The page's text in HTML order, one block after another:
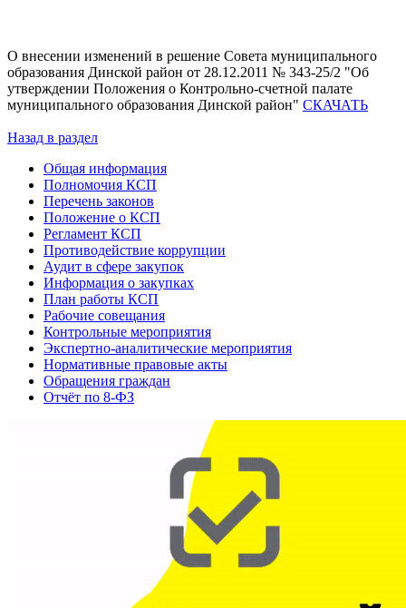
О внесении изменений в решение Совета муниципального
образования Динской район от 28.12.2011 № 343-25/2 "Об
утверждении Положения о Контрольно-счетной палате
муниципального образования Динской район" СКАЧАТЬ
Назад в раздел
Общая информация
Полномочия КСП
Перечень законов
Положение о КСП
Регламент КСП
Противодействие коррупции
Аудит в сфере закупок
Информация о закупках
План работы КСП
Рабочие совещания
Контрольные мероприятия
Экспертно-аналитические мероприятия
Нормативные правовые акты
Обращения граждан
Отчёт по 8-ФЗ